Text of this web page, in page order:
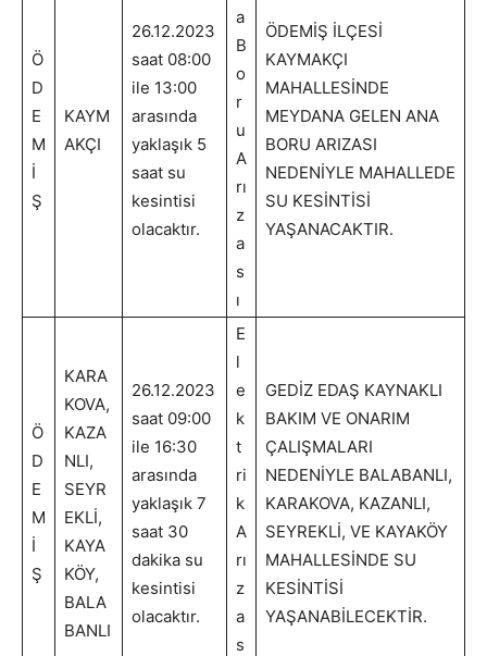
Ö
D
E
M
İ
Ş
KAYM
AKÇI
26.12.2023
saat 08:00
ile 13:00
arasında
yaklaşık 5
saat su
kesintisi
olacaktır.
a
B
o
r
u
A
rı
z
a
s
ı
ÖDEMİŞ İLÇESİ
KAYMAKÇI
MAHALLESİNDE
MEYDANA GELEN ANA
BORU ARIZASI
NEDENİYLE MAHALLEDE
SU KESİNTİSİ
YAŞANACAKTIR.
Ö
D
E
M
İ
Ş
KARA
KOVA,
KAZA
NLI,
SEYR
EKLİ,
KAYA
KÖY,
BALA
BANLI
26.12.2023
saat 09:00
ile 16:30
arasında
yaklaşık 7
saat 30
dakika su
kesintisi
olacaktır.
E
l
e
k
t
ri
k
A
rı
z
a
s
GEDİZ EDAŞ KAYNAKLI
BAKIM VE ONARIM
ÇALIŞMALARI
NEDENİYLE BALABANLI,
KARAKOVA, KAZANLI,
SEYREKLİ, VE KAYAKÖY
MAHALLESİNDE SU
KESİNTİSİ
YAŞANABİLECEKTİR.